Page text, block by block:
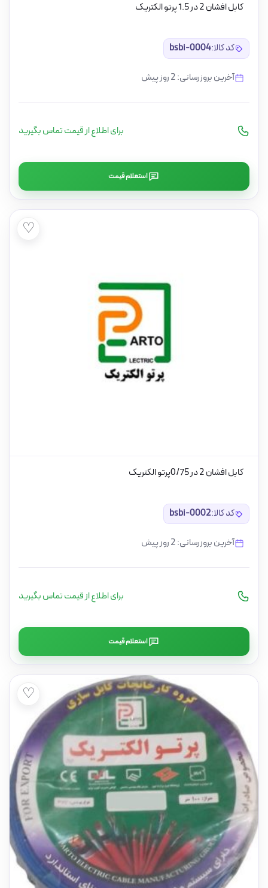
کابل افشان 2 در 1.5 پرتو الکتریک
کد کالا:bsbi-0004
آخرین بروزرسانی: 2 روز پیش
برای اطلاع از قیمت تماس بگیرید
استعلام قیمت
♡
کابل افشان 2 در 0/75پرتو الکتریک
کد کالا:bsbi-0002
آخرین بروزرسانی: 2 روز پیش
برای اطلاع از قیمت تماس بگیرید
استعلام قیمت
♡